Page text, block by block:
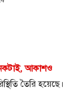
আকাশও
তৈরি হয়েছে।